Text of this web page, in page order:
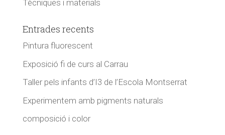
Tècniques i materials
Entrades recents
Pintura fluorescent
Exposició fi de curs al Carrau
Taller pels infants d’I3 de l’Escola Montserrat
Experimentem amb pigments naturals
composició i color